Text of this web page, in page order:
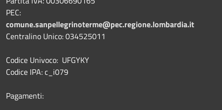
PEC:
comune.sanpellegrinoterme@pec.regione.lombardia.it
Centralino Unico: 034525011
Codice Univoco: UFGYKY
Codice IPA: c_i079
Pagamenti: